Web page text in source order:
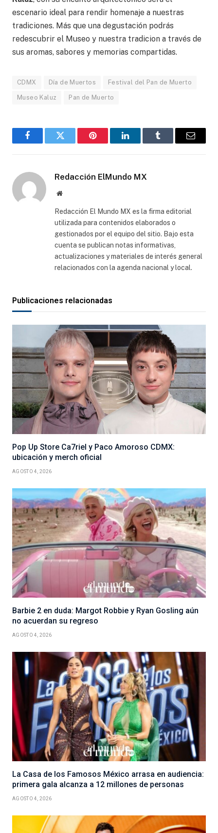
escenario ideal para rendir homenaje a nuestras
tradiciones. Más que una degustación podrás
redescubrir el Museo y nuestra tradicion a través de
sus aromas, sabores y memorias compartidas.
CDMX Día de Muertos Festival del Pan de Muerto
Museo Kaluz Pan de Muerto
FacebookGorjeo Pinterest LinkedInTumblr
Correo
Redacción ElMundo MX
Sitio
Redacción El Mundo MX es la firma editorial
utilizada para contenidos elaborados o
gestionados por el equipo del sitio. Bajo esta
cuenta se publican notas informativas,
actualizaciones y materiales de interés general
relacionados con la agenda nacional y local.
Publicaciones relacionadas
Pop Up Store Ca7riel y Paco Amoroso CDMX:
ubicación y merch oficial
AGOSTO 4, 2026
Barbie 2 en duda: Margot Robbie y Ryan Gosling aún
no acuerdan su regreso
AGOSTO 4, 2026
La Casa de los Famosos México arrasa en audiencia:
primera gala alcanza a 12 millones de personas
AGOSTO 4, 2026